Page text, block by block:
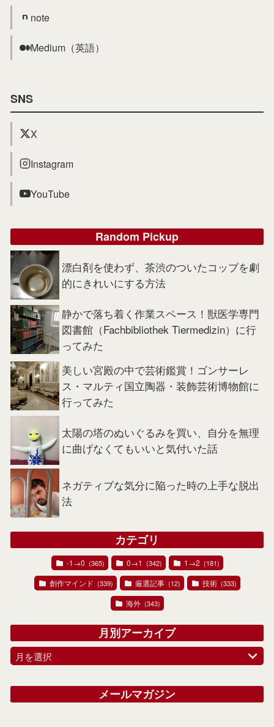
note
Medium（英語）
SNS
X
Instagram
YouTube
Random Pickup
漂白剤を使わず、茶渋のついたコップを劇
的にきれいにする方法
静かで落ち着く作業スペース！獣医学専門
図書館（Fachbibliothek Tiermedizin）に行
ってみた
美しい宮殿の中で芸術鑑賞！ゴンサーレ
ス・マルティ国立陶器・装飾芸術博物館に
行ってみた
太陽の塔のぬいぐるみを買い、自分を無理
に曲げなくてもいいと気付いた話
ネガティブな気分に陥った時の上手な脱出
法
カテゴリ
-1→0 (365) 0→1 (342) 1→2 (181)
創作マインド (339) 厳選記事 (12) 技術 (333)
海外 (343)
月別アーカイブ
月を選択
メールマガジン